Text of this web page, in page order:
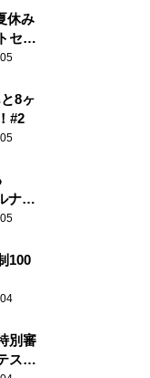
休み
セラ
8ヶ
#2
ナイ
り
100
別審
スト